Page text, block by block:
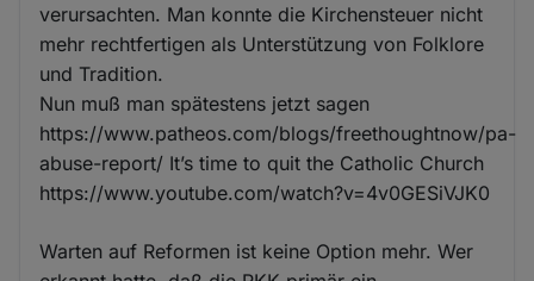
verursachten. Man konnte die Kirchensteuer nicht
mehr rechtfertigen als Unterstützung von Folklore
und Tradition.
Nun muß man spätestens jetzt sagen
https://www.patheos.com/blogs/freethoughtnow/pa-
abuse-report/ It’s time to quit the Catholic Church
https://www.youtube.com/watch?v=4v0GESiVJK0
Warten auf Reformen ist keine Option mehr. Wer